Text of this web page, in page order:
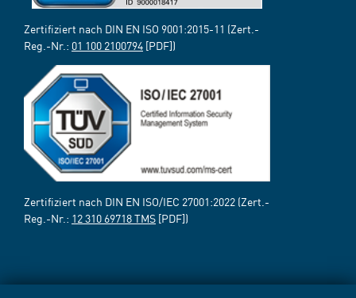
Zertifiziert nach DIN EN ISO 9001:2015-11 (Zert.-
Reg.-Nr.: 01 100 2100794 [PDF])
Zertifiziert nach DIN EN ISO/IEC 27001:2022 (Zert.-
Reg.-Nr.: 12 310 69718 TMS [PDF])